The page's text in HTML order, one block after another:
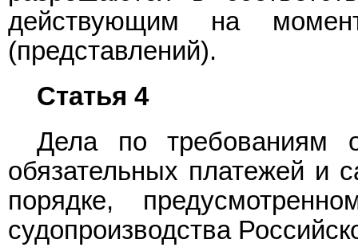
действующим на
(представлений).
Статья 4
Дела по требованиям
обязательных платежей и
порядке,
судопроизводства